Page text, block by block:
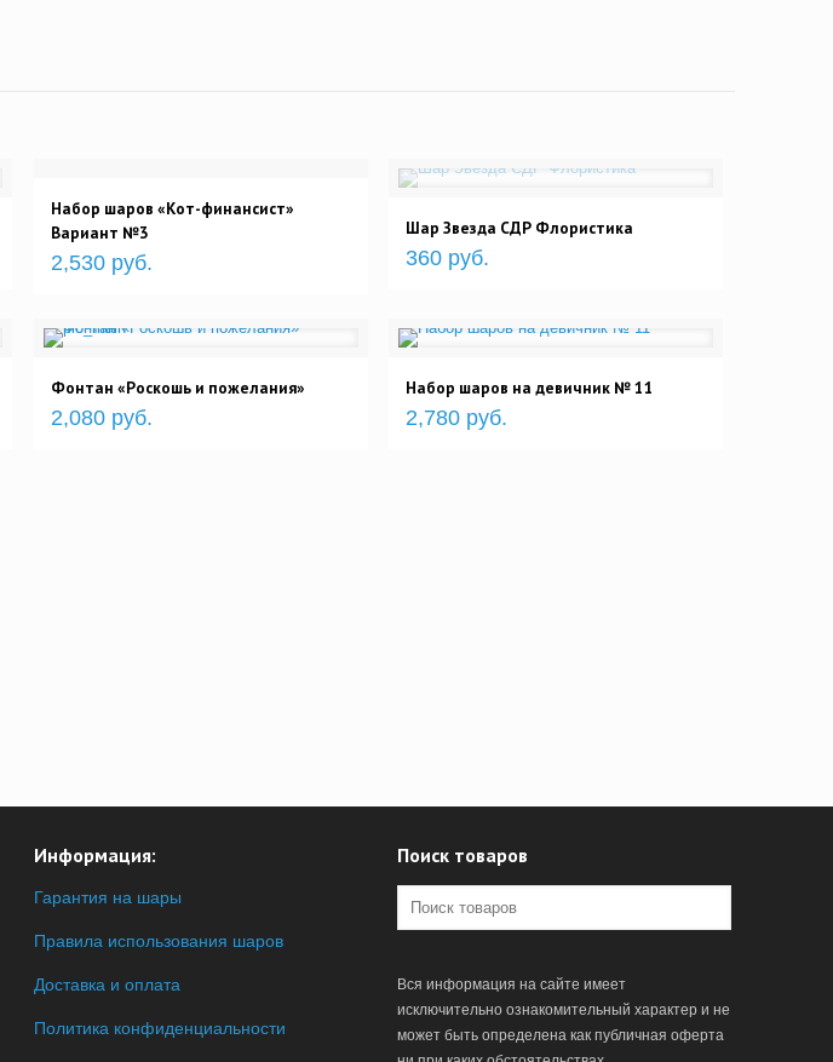
Набор шаров «Кот-финансист»
Вариант №3
2,530 руб.
Шар Звезда СДР Флористика
360 руб.
Фонтан «Роскошь и пожелания»
2,080 руб.
Набор шаров на девичник № 11
2,780 руб.
Информация:
Гарантия на шары
Правила использования шаров
Доставка и оплата
Политика конфиденциальности
Поиск товаров
Вся информация на сайте имеет
исключительно ознакомительный характер и не
может быть определена как публичная оферта